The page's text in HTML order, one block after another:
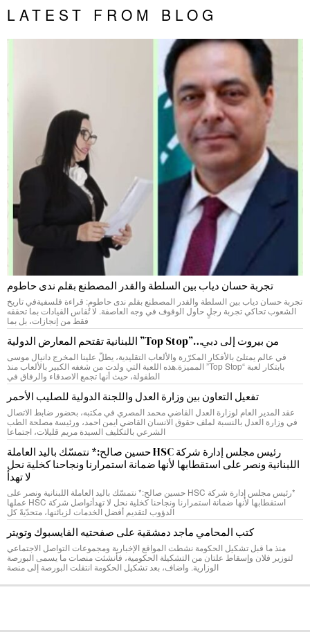
LATEST FROM BLOG
تجربة حسان دياب بين السلطة والقدر المصطنع بقلم ندى حاطوم
تجربة حسان دياب بين السلطة والقدر المصطنع بقلم ندى حاطوم: قراءة فلسفيةفي تاريخ
الشعوب تحاكي تجربة رجلٍ حاول الوقوف في وجه العاصفة. لا تُقاس القيادات بما تحققه
فقط من إنجازات، بل بما
من بيروت إلى دبي…”Top Stop” اللبنانية تقتحم المعارض الدولية
في عالم يمتلئ بالأفكار المكرّرة والألعاب التقليدية، يطلّ علينا المخرج دانيال موسى
بابتكار لعبة “Top Stop” المميزة.هذه اللعبة التي ولدت من شغفه الكبير بالألعاب منذ
الطفولة، حيث أنها تجمع الاصدقاء والرفاق في
تفعيل التعاون بين وزارة العدل واللجنة الدولية للصليب الأحمر
عقد المدير العام لوزارة العدل القاضي محمد المصري في مكتبه، بحضور ضابط الاتصال
في وزارة العدل بالنسبة لملف حقوق الانسان القاضي ايمن احمد، ورئيسة مصلحة الطب
الشرعي بالتكليف السيدة مريم قليلات، اجتماعا
رئيس مجلس إدارة شركة HSC حسين صالح:* نتمسّك باليد العاملة
اللبنانية ونصر على استقطابها لأنها ضمانة استمرارنا ونجاحنا كخلية نحل
لا تهدأ
*رئيس مجلس إدارة شركة HSC حسين صالح:* نتمسّك باليد العاملة اللبنانية ونصر على
استقطابها لأنها ضمانة استمرارنا ونجاحنا كخلية نحل لا تهدأتواصل شركة HSC عملها
الدؤوب لتقديم أفضل الخدمات لزبائنها، متحدّيةً كل
كتب المحامي ماجد دمشقية على صفحتيه الفايسبوك وتويتر
منذ ما قبل تشكيل الحكومة نشطت المواقع الإخبارية ومجموعات التواصل الاجتماعي
لتوزير فلان وإسقاط علتان من التشكيلة الحكومية، فأنشئت منصات ما يسمى البورصة
الوزارية. واضاف، بعد تشكيل الحكومة انتقلت البورصة إلى منصة